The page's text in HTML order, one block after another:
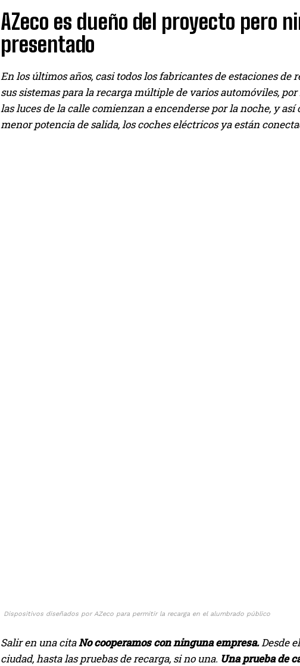
I WANT IN
Izer
AZeco es dueño del proyecto pero
presentado
En los últimos años, casi todos los fabricantes de estaciones
sus sistemas para la recarga múltiple de varios automóviles,
las luces de la calle comienzan a encenderse por la noche, y
menor potencia de salida, los coches eléctricos ya están
Dispositivos diseñados por AZeco para permitir la recarga en el alumbrado público
Salir en una citaNo cooperamos con ninguna empresa.Desde
ciudad, hasta las pruebas de recarga, si no una. Una prueba de